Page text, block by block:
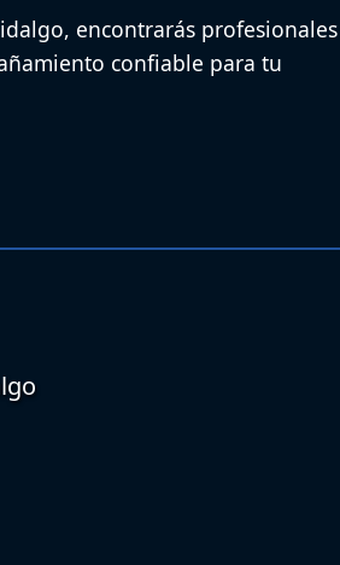
encontrarás profesionales
confiable para tu